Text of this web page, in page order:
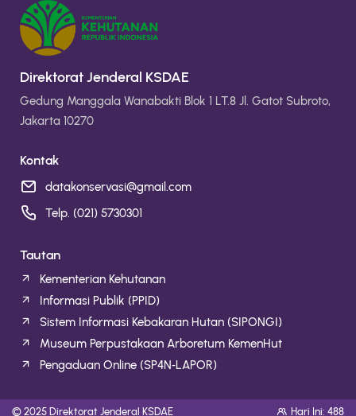
Direktorat Jenderal KSDAE
Gedung Manggala Wanabakti Blok 1 LT.8 Jl. Gatot Subroto,
Jakarta 10270
Kontak
datakonservasi@gmail.com
Telp. (021) 5730301
Tautan
Kementerian Kehutanan
Informasi Publik (PPID)
Sistem Informasi Kebakaran Hutan (SIPONGI)
Museum Perpustakaan Arboretum KemenHut
Pengaduan Online (SP4N‑LAPOR)
© 2025 Direktorat Jenderal KSDAE Hari Ini: 488